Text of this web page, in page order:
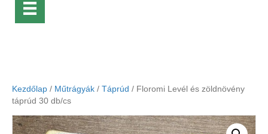
Kezdőlap / Műtrágyák / Táprúd / Floromi Levél és zöldnövény
táprúd 30 db/cs